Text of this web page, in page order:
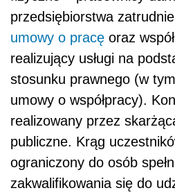
przedsiębiorstwa
umowy o pracę oraz
realizujący usługi na
stosunku prawnego (w
umowy o współpracy).
realizowany przez
publiczne. Krąg
ograniczony do osób
zakwalifikowania się do